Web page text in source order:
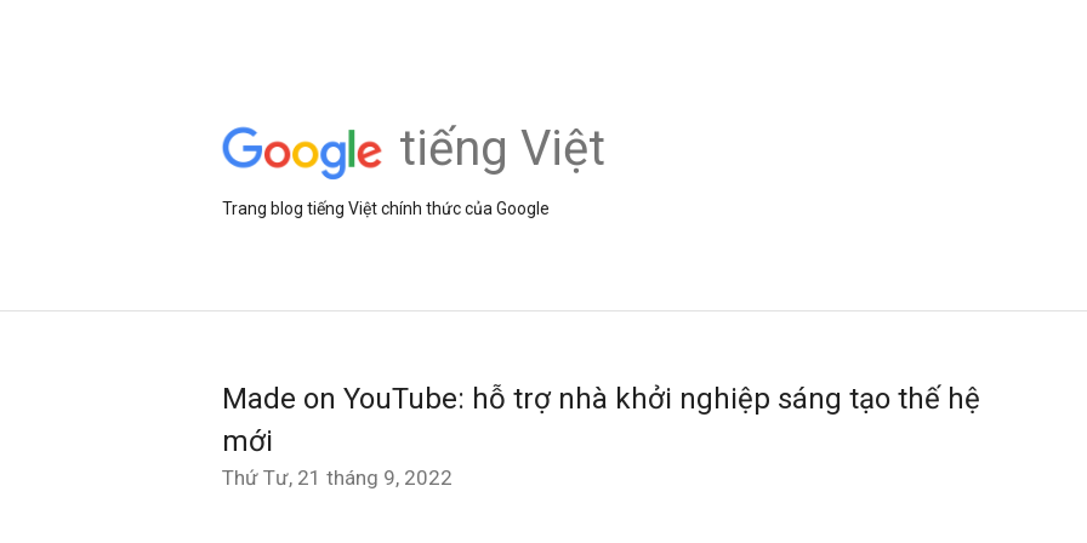
tiếng Việt
Trang blog tiếng Việt chính thức của Google
Made on YouTube: hỗ trợ nhà khởi nghiệp sáng tạo thế hệ
mới
Thứ Tư, 21 tháng 9, 2022